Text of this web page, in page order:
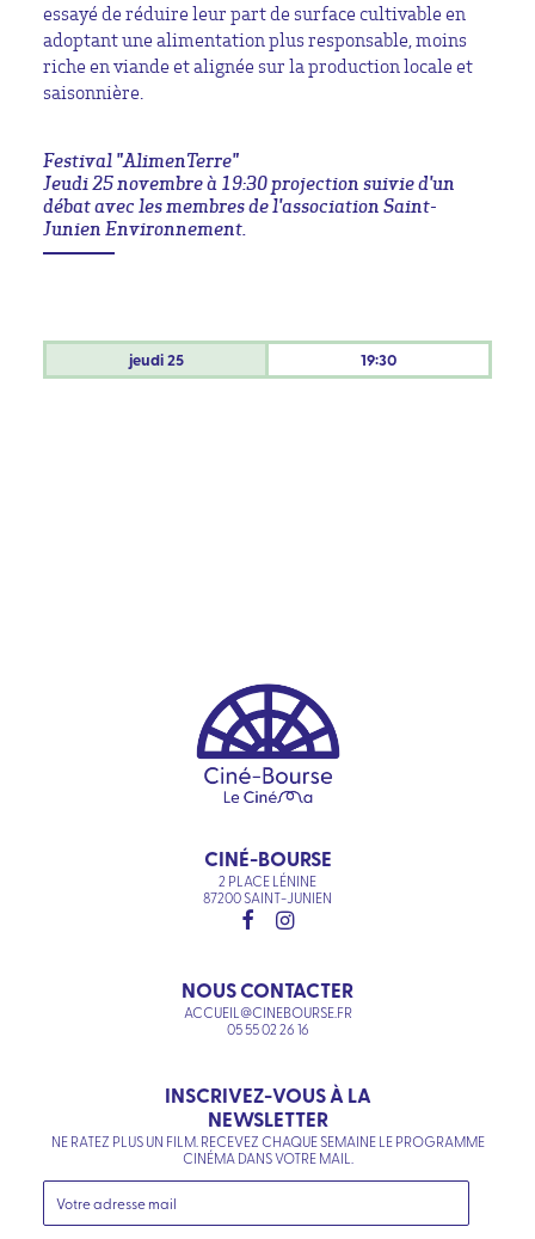
essayé de réduire leur part de surface cultivable en
adoptant une alimentation plus responsable, moins
riche en viande et alignée sur la production locale et
saisonnière.
Festival "AlimenTerre"
Jeudi 25 novembre à 19:30 projection suivie d'un
débat avec les membres de l'association Saint-
Junien Environnement.
jeudi25 19:30
CINÉ-BOURSE
2 PLACE LÉNINE
87200 SAINT-JUNIEN
NOUS CONTACTER
ACCUEIL@CINEBOURSE.FR
05 55 02 26 16
INSCRIVEZ-VOUS À LA
NEWSLETTER
NE RATEZ PLUS UN FILM. RECEVEZ CHAQUE SEMAINE LE PROGRAMME
CINÉMA DANS VOTRE MAIL.